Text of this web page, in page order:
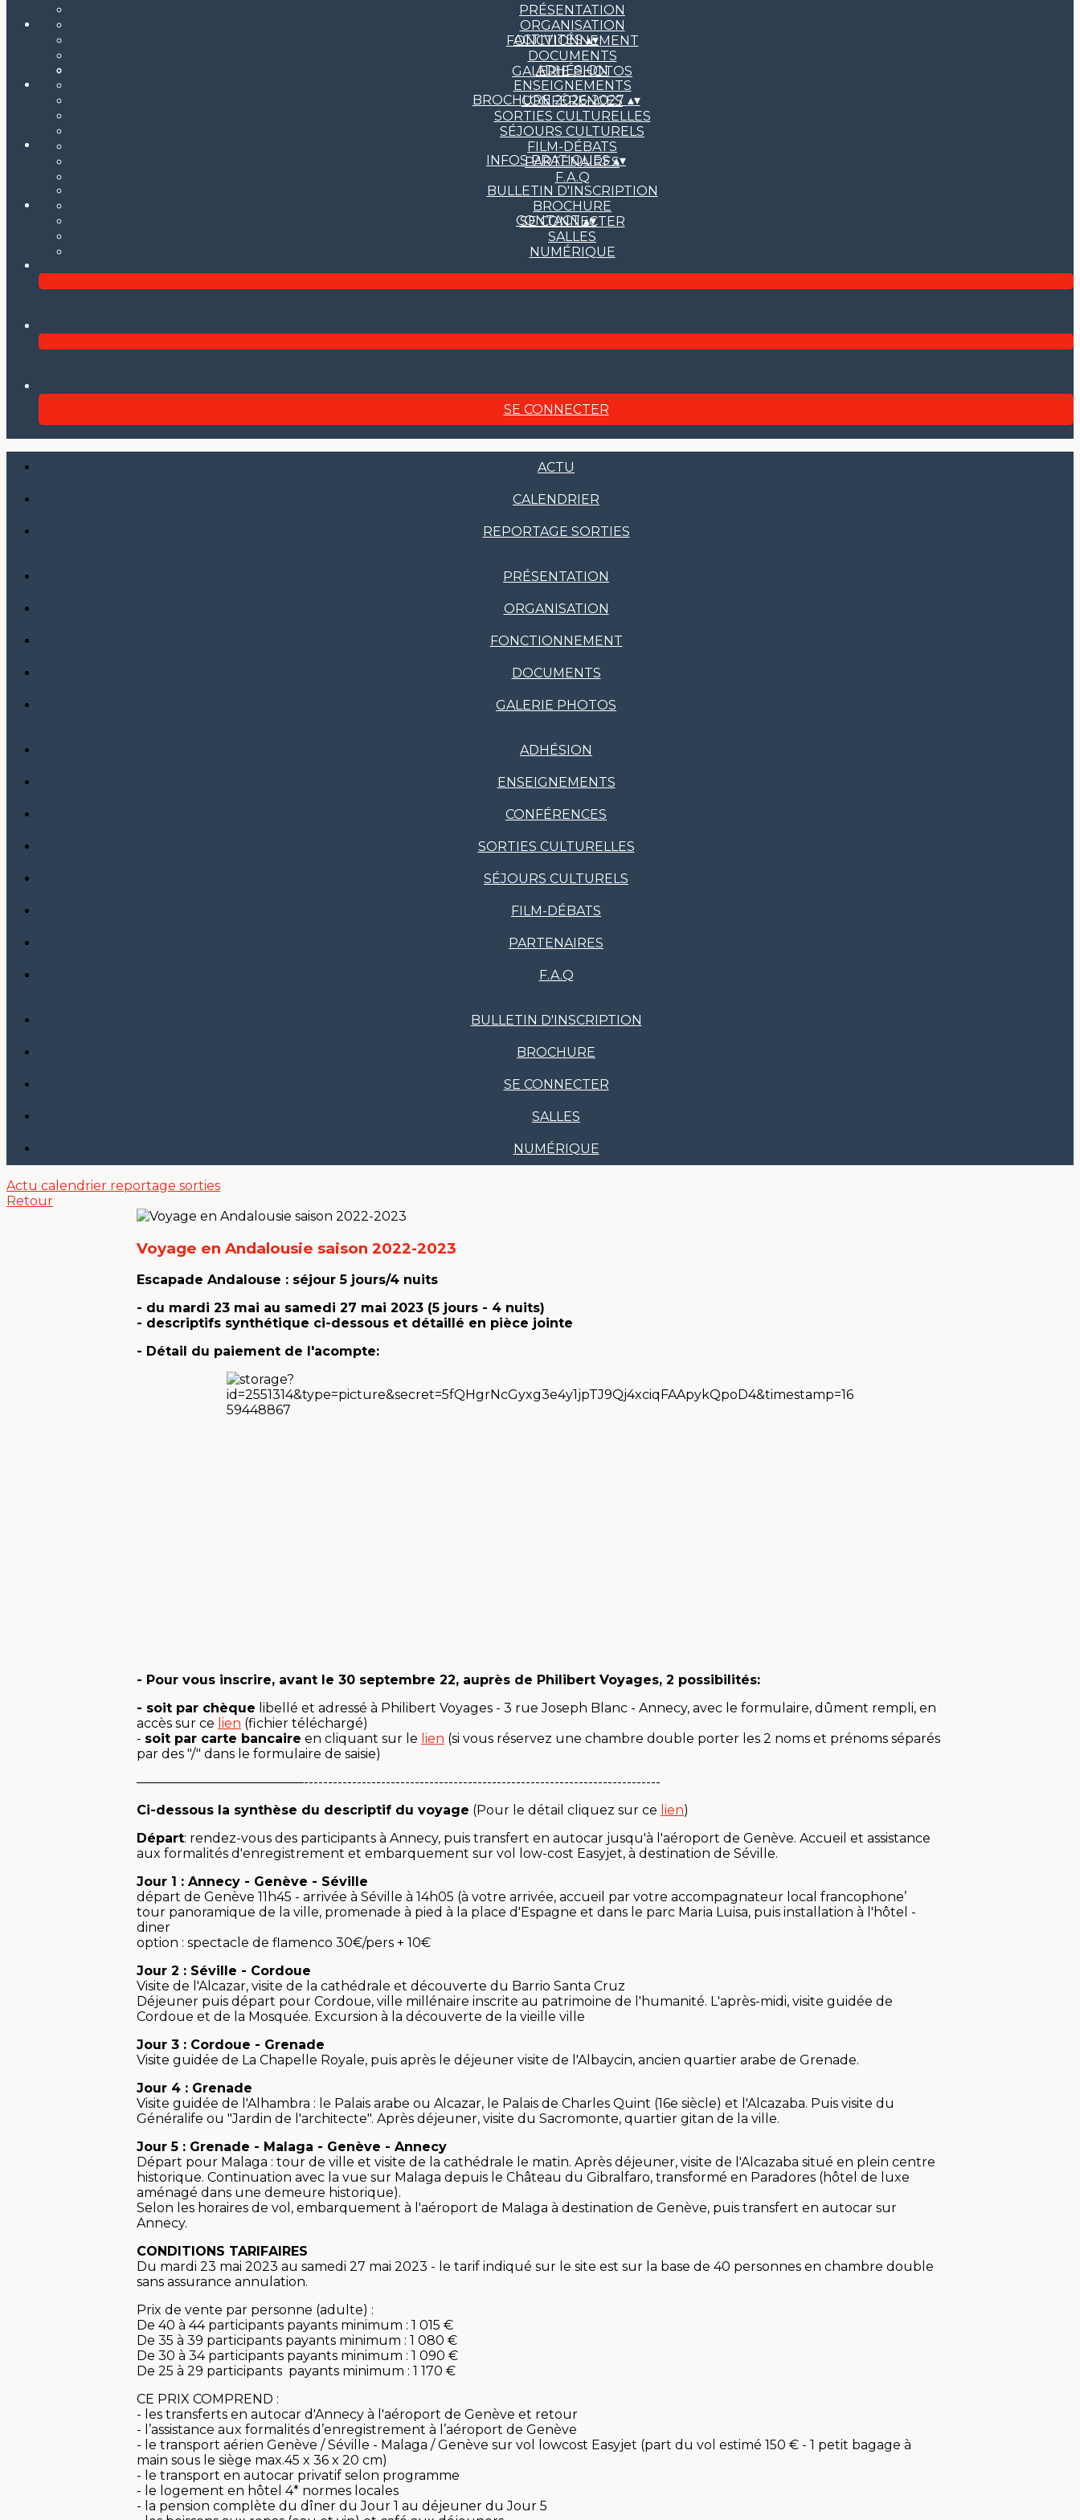
PRÉSENTATION
ORGANISATION
FONCTIONNEMENT
DOCUMENTS
GALERIE PHOTOS
ACTIVITÉS▴▾
ADHÉSION
ENSEIGNEMENTS
CONFÉRENCES
SORTIES CULTURELLES
SÉJOURS CULTURELS
FILM-DÉBATS
PARTENAIRES
F.A.Q
BROCHURE 2026-2027 ▴▾
INFOS PRATIQUES▴▾
BULLETIN D'INSCRIPTION
BROCHURE
SE CONNECTER
SALLES
NUMÉRIQUE
CONTACT▴▾
SE CONNECTER
ACTU
CALENDRIER
REPORTAGE SORTIES
PRÉSENTATION
ORGANISATION
FONCTIONNEMENT
DOCUMENTS
GALERIE PHOTOS
ADHÉSION
ENSEIGNEMENTS
CONFÉRENCES
SORTIES CULTURELLES
SÉJOURS CULTURELS
FILM-DÉBATS
PARTENAIRES
F.A.Q
BULLETIN D'INSCRIPTION
BROCHURE
SE CONNECTER
SALLES
NUMÉRIQUE
Actu calendrier reportage sorties
Retour
Voyage en Andalousie saison 2022-2023
Escapade Andalouse : séjour 5 jours/4 nuits
- du mardi 23 mai au samedi 27 mai 2023 (5 jours - 4 nuits)
- descriptifs synthétique ci-dessous et détaillé en pièce jointe
- Détail du paiement de l'acompte:
- Pour vous inscrire, avant le 30 septembre 22, auprès de Philibert Voyages, 2 possibilités:
- soit par chèque libellé et adressé à Philibert Voyages - 3 rue Joseph Blanc - Annecy, avec le formulaire, dûment rempli, en
accès sur ce lien (fichier téléchargé)
- soit par carte bancaire en cliquant sur le lien (si vous réservez une chambre double porter les 2 noms et prénoms séparés
par des "/" dans le formulaire de saisie)
—————————————--------------------------------------------------------------------------
Ci-dessous la synthèse du descriptif du voyage (Pour le détail cliquez sur ce lien)
Départ: rendez-vous des participants à Annecy, puis transfert en autocar jusqu'à l'aéroport de Genève. Accueil et assistance
aux formalités d'enregistrement et embarquement sur vol low-cost Easyjet, à destination de Séville.
Jour 1 : Annecy - Genève - Séville
départ de Genève 11h45 - arrivée à Séville à 14h05 (à votre arrivée, accueil par votre accompagnateur local francophone’
tour panoramique de la ville, promenade à pied à la place d'Espagne et dans le parc Maria Luisa, puis installation à l'hôtel -
diner
option : spectacle de flamenco 30€/pers + 10€
Jour 2 : Séville - Cordoue
Visite de l'Alcazar, visite de la cathédrale et découverte du Barrio Santa Cruz
Déjeuner puis départ pour Cordoue, ville millénaire inscrite au patrimoine de l'humanité. L'après-midi, visite guidée de
Cordoue et de la Mosquée. Excursion à la découverte de la vieille ville
Jour 3 : Cordoue - Grenade
Visite guidée de La Chapelle Royale, puis après le déjeuner visite de l'Albaycin, ancien quartier arabe de Grenade.
Jour 4 : Grenade
Visite guidée de l'Alhambra : le Palais arabe ou Alcazar, le Palais de Charles Quint (16e siècle) et l'Alcazaba. Puis visite du
Généralife ou "Jardin de l'architecte". Après déjeuner, visite du Sacromonte, quartier gitan de la ville.
Jour 5 : Grenade - Malaga - Genève - Annecy
Départ pour Malaga : tour de ville et visite de la cathédrale le matin. Après déjeuner, visite de l'Alcazaba situé en plein centre
historique. Continuation avec la vue sur Malaga depuis le Château du Gibralfaro, transformé en Paradores (hôtel de luxe
aménagé dans une demeure historique).
Selon les horaires de vol, embarquement à l'aéroport de Malaga à destination de Genève, puis transfert en autocar sur
Annecy.
CONDITIONS TARIFAIRES
Du mardi 23 mai 2023 au samedi 27 mai 2023 - le tarif indiqué sur le site est sur la base de 40 personnes en chambre double
sans assurance annulation.
Prix de vente par personne (adulte) :
De 40 à 44 participants payants minimum : 1 015 €
De 35 à 39 participants payants minimum : 1 080 €
De 30 à 34 participants payants minimum : 1 090 €
De 25 à 29 participants payants minimum : 1 170 €
CE PRIX COMPREND :
- les transferts en autocar d'Annecy à l'aéroport de Genève et retour
- l’assistance aux formalités d’enregistrement à l’aéroport de Genève
- le transport aérien Genève / Séville - Malaga / Genève sur vol lowcost Easyjet (part du vol estimé 150 € - 1 petit bagage à
main sous le siège max.45 x 36 x 20 cm)
- le transport en autocar privatif selon programme
- le logement en hôtel 4* normes locales
- la pension complète du dîner du Jour 1 au déjeuner du Jour 5